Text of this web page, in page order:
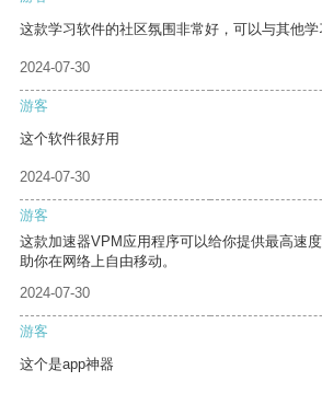
这款学习软件的社区氛围非常好，可以与其他学
2024-07-30
游客
这个软件很好用
2024-07-30
游客
这款加速器VPM应用程序可以给你提供最高速
助你在网络上自由移动。
2024-07-30
游客
这个是app神器